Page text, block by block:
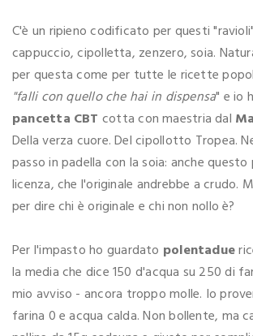
C'è un ripieno codificato per questi
cappuccio, cipolletta, zenzero, soia.
per questa come per tutte le ricette
"falli con quello che hai in dispensa" e io
pancetta CBT cotta con maestria dal
Della verza cuore. Del cipollotto Tropea.
passo in padella con la soia: anche questo
licenza, che l'originale andrebbe a crudo.
per dire chi è originale e chi non nollo è?
Per l'impasto ho guardato polentadue
la media che dice 150 d'acqua su 250 di
mio avviso - ancora troppo molle. Io
farina 0 e acqua calda. Non bollente, ma